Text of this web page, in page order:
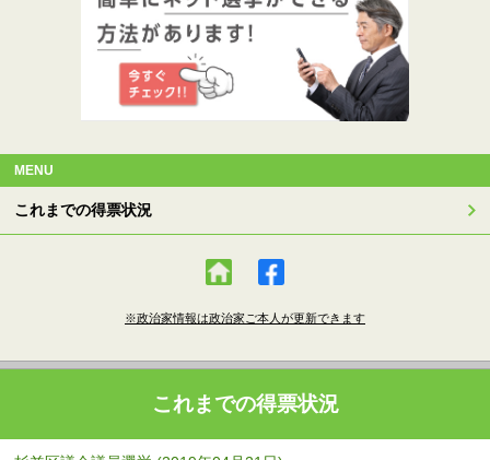
MENU
これまでの得票状況
※政治家情報は政治家ご本人が更新できます
これまでの得票状況